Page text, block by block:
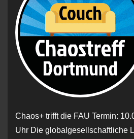
Chaos+ trifft die FAU Termin:
Uhr Die globalgesellschaftliche